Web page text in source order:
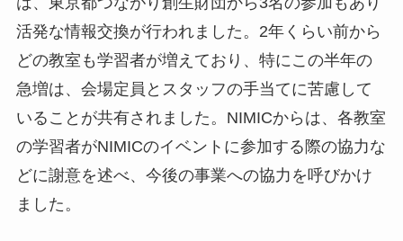
活発な情報交換が行われました。2年くらい前から
どの教室も学習者が増えており、特にこの半年の
急増は、会場定員とスタッフの手当てに苦慮して
いることが共有されました。NIMICからは、各教室
の学習者がNIMICのイベントに参加する際の協力な
どに謝意を述べ、今後の事業への協力を呼びかけ
ました。